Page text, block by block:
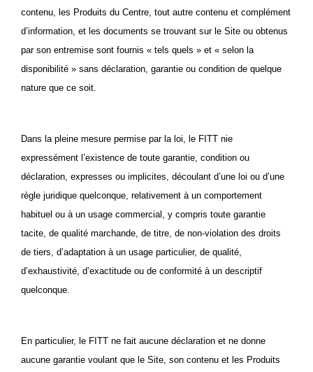
contenu, les Produits du Centre, tout autre contenu et complément
d’information, et les documents se trouvant sur le Site ou obtenus
par son entremise sont fournis « tels quels » et « selon la
disponibilité » sans déclaration, garantie ou condition de quelque
nature que ce soit.
Dans la pleine mesure permise par la loi, le FITT nie
expressément l’existence de toute garantie, condition ou
déclaration, expresses ou implicites, découlant d’une loi ou d’une
règle juridique quelconque, relativement à un comportement
habituel ou à un usage commercial, y compris toute garantie
tacite, de qualité marchande, de titre, de non-violation des droits
de tiers, d’adaptation à un usage particulier, de qualité,
d’exhaustivité, d’exactitude ou de conformité à un descriptif
quelconque.
En particulier, le FITT ne fait aucune déclaration et ne donne
aucune garantie voulant que le Site, son contenu et les Produits